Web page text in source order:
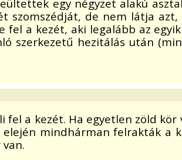
egy négyzet alakú
szomszédját, de nem látja
fel a kezét, aki legalább az
szerkezetű hezitálás után
fel a kezét. Ha egyetlen zöld
elején mindhárman felrakták a